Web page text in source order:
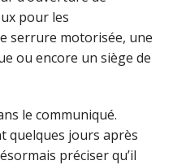
pour les
serrure motorisée, une
ou encore un siège de
le communiqué.
quelques jours après
préciser qu’il